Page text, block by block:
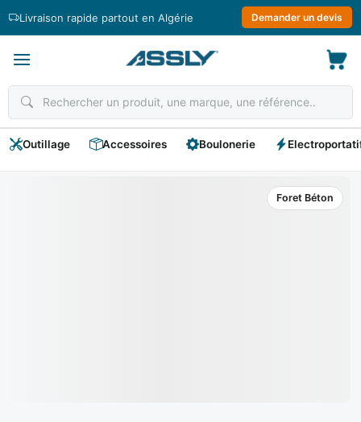
Livraison rapide partout en Algérie Demander un devis
Outillage Accessoires Boulonerie
Foret Béton